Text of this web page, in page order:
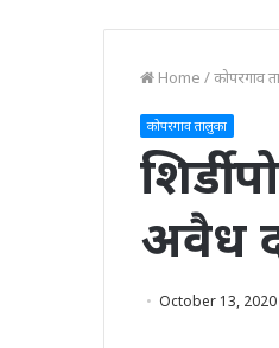
Home /कोपरगाव
कोपरगाव तालुका
शिर्डी
अवैध
October 13, 2020